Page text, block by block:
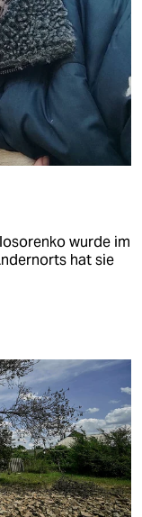
wurde im
hat sie